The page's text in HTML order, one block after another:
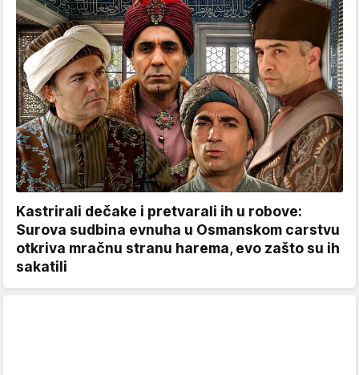
Kastrirali dečake i pretvarali ih u robove:
Surova sudbina evnuha u Osmanskom carstvu
otkriva mračnu stranu harema, evo zašto su ih
sakatili